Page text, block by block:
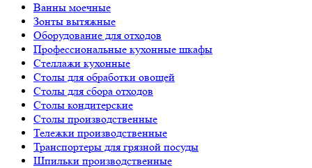
Ванны моечные
Зонты вытяжные
Оборудование для отходов
Профессиональные кухонные шкафы
Стеллажи кухонные
Столы для обработки овощей
Столы для сбора отходов
Столы кондитерские
Столы производственные
Тележки производственные
Транспортеры для грязной посуды
Шпильки производственные